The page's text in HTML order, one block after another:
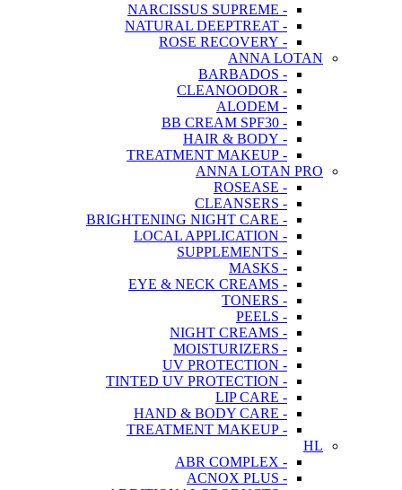
- NARCISSUS SUPREME
- NATURAL DEEPTREAT
- ROSE RECOVERY
ANNA LOTAN
- BARBADOS
- CLEANOODOR
- ALODEM
- BB CREAM SPF30
- HAIR & BODY
- TREATMENT MAKEUP
ANNA LOTAN PRO
- ROSEASE
- CLEANSERS
- BRIGHTENING NIGHT CARE
- LOCAL APPLICATION
- SUPPLEMENTS
- MASKS
- EYE & NECK CREAMS
- TONERS
- PEELS
- NIGHT CREAMS
- MOISTURIZERS
- UV PROTECTION
- TINTED UV PROTECTION
- LIP CARE
- HAND & BODY CARE
- TREATMENT MAKEUP
HL
- ABR COMPLEX
- ACNOX PLUS